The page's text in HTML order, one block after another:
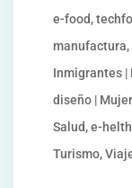
e-food,
Inmigrantes |
diseño |
Salud, e-
Turismo,